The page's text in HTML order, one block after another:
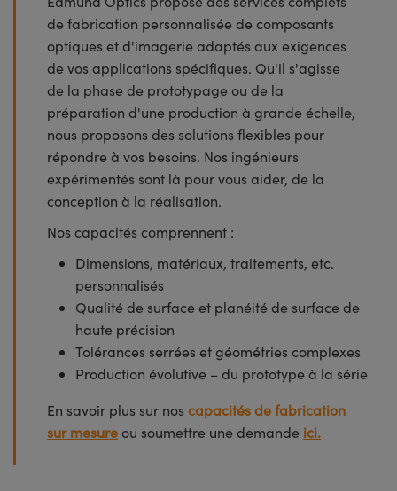
de fabrication personnalisée de composants
optiques et d'imagerie adaptés aux exigences
de vos applications spécifiques. Qu'il s'agisse
de la phase de prototypage ou de la
préparation d'une production à grande échelle,
nous proposons des solutions flexibles pour
répondre à vos besoins. Nos ingénieurs
expérimentés sont là pour vous aider, de la
conception à la réalisation.
Nos capacités comprennent :
Dimensions, matériaux, traitements, etc.
personnalisés
Qualité de surface et planéité de surface de
haute précision
Tolérances serrées et géométries complexes
Production évolutive – du prototype à la série
En savoir plus sur nos capacités de fabrication
sur mesure ou soumettre une demande ici.